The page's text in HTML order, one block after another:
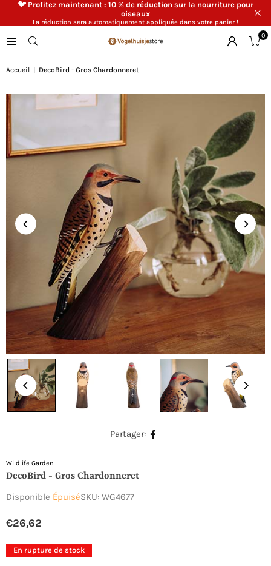
🐦 Profitez maintenant : 10 % de réduction sur la nourriture pour
oiseaux
La réduction sera automatiquement appliquée dans votre panier !
0
Accueil DecoBird - Gros Chardonneret
Partager:
Wildlife Garden
DecoBird - Gros Chardonneret
Disponible ÉpuiséSKU: WG4677
Prix
régulier
€26,62
En rupture de stock